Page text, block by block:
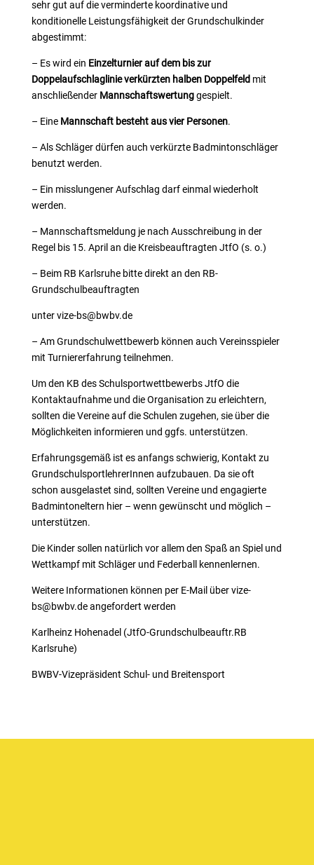
sehr gut auf die verminderte koordinative und
konditionelle Leistungsfähigkeit der Grundschulkinder
abgestimmt:
– Es wird ein Einzelturnier auf dem bis zur
Doppelaufschlaglinie verkürzten halben Doppelfeld mit
anschließender Mannschaftswertunggespielt.
– Eine Mannschaft besteht aus vier Personen.
– Als Schläger dürfen auch verkürzte Badmintonschläger
benutzt werden.
– Ein misslungener Aufschlag darf einmal wiederholt
werden.
– Mannschaftsmeldung je nach Ausschreibung in der
Regel bis 15. April an die Kreisbeauftragten JtfO (s. o.)
– Beim RB Karlsruhe bitte direkt an den RB-
Grundschulbeauftragten
unter vize-bs@bwbv.de
– Am Grundschulwettbewerb können auch Vereinsspieler
mit Turniererfahrung teilnehmen.
Um den KB des Schulsportwettbewerbs JtfO die
Kontaktaufnahme und die Organisation zu erleichtern,
sollten die Vereine auf die Schulen zugehen, sie über die
Möglichkeiten informieren und ggfs. unterstützen.
Erfahrungsgemäß ist es anfangs schwierig, Kontakt zu
GrundschulsportlehrerInnen aufzubauen. Da sie oft
schon ausgelastet sind, sollten Vereine und engagierte
Badmintoneltern hier – wenn gewünscht und möglich –
unterstützen.
Die Kinder sollen natürlich vor allem den Spaß an Spiel und
Wettkampf mit Schläger und Federball kennenlernen.
Weitere Informationen können per E-Mail über vize-
bs@bwbv.de angefordert werden
Karlheinz Hohenadel (JtfO-Grundschulbeauftr.RB
Karlsruhe)
BWBV-Vizepräsident Schul- und Breitensport